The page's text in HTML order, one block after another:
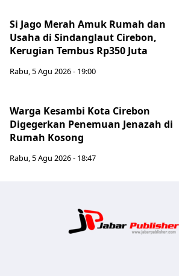
Si Jago Merah Amuk Rumah dan
Usaha di Sindanglaut Cirebon,
Kerugian Tembus Rp350 Juta
Rabu, 5 Agu 2026 - 19:00
Warga Kesambi Kota Cirebon
Digegerkan Penemuan Jenazah di
Rumah Kosong
Rabu, 5 Agu 2026 - 18:47